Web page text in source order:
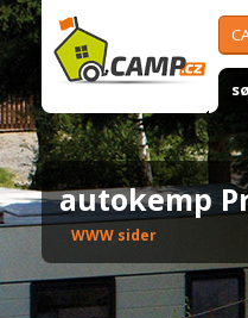
autokemp
WWW sider